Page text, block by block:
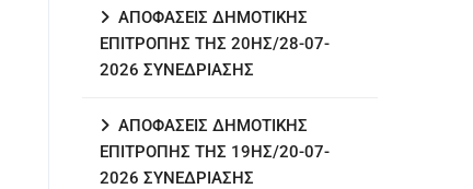
ΑΠΟΦΑΣΕΙΣ ΔΗΜΟΤΙΚΗΣ
ΕΠΙΤΡΟΠΗΣ ΤΗΣ 20ΗΣ/28-07-
2026 ΣΥΝΕΔΡΙΑΣΗΣ
ΑΠΟΦΑΣΕΙΣ ΔΗΜΟΤΙΚΗΣ
ΕΠΙΤΡΟΠΗΣ ΤΗΣ 19ΗΣ/20-07-
2026 ΣΥΝΕΔΡΙΑΣΗΣ